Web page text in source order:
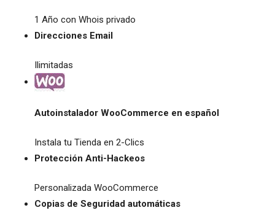
1 Año con Whois privado
Direcciones Email
Ilimitadas
Autoinstalador WooCommerce en español
Instala tu Tienda en 2-Clics
Protección Anti-Hackeos
Personalizada WooCommerce
Copias de Seguridad automáticas